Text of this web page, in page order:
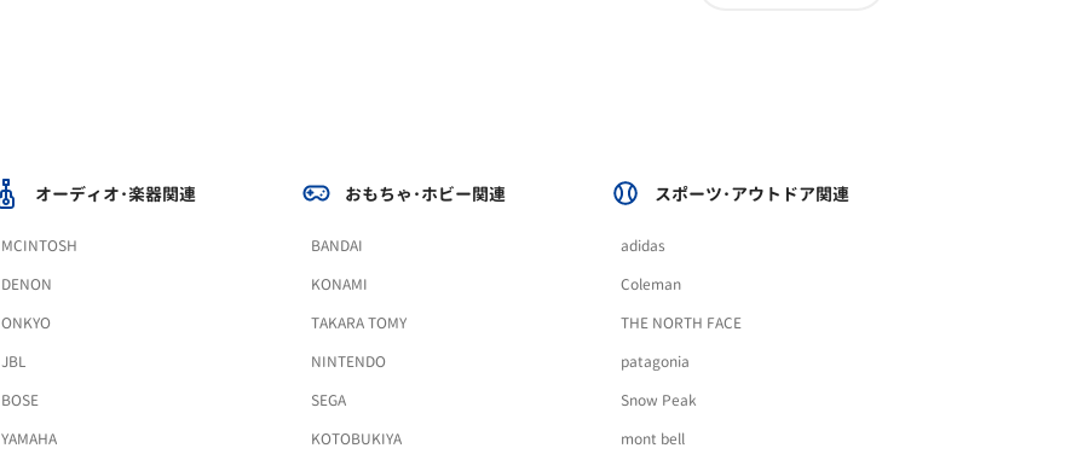
オーディオ･楽器関連
MCINTOSH
DENON
ONKYO
JBL
BOSE
YAMAHA
おもちゃ･ホビー関連
BANDAI
KONAMI
TAKARA TOMY
NINTENDO
SEGA
KOTOBUKIYA
スポーツ･アウトドア関連
adidas
Coleman
THE NORTH FACE
patagonia
Snow Peak
mont bell